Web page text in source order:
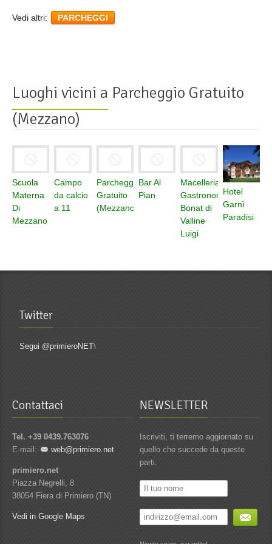
Vedi altri: PARCHEGGI
Luoghi vicini a Parcheggio Gratuito
(Mezzano)
Scuola
Materna
Di
Mezzano
Campo
da calcio
a 11
Parcheggio
Gratuito
(Mezzano)
Bar Al
Pian
Macelleria
Gastronomia
Bonat di
Valline
Luigi
Hotel
Garnì
Paradisi
Twitter
Segui @primieroNET\
Contattaci
Tel. +39 0439.763076
E-mail:
web@primiero.net
primiero.net
Piazza Negrelli, 8
38054 Fiera di Primiero (TN)
Vedi in Google Maps
NEWSLETTER
Iscriviti, ti terremo aggiornato su
quello che succede da queste
parti.